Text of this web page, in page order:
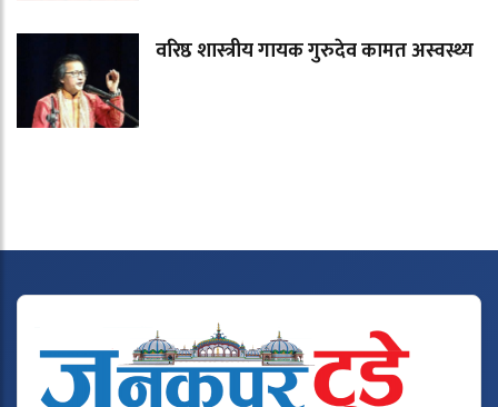
वरिष्ठ शास्त्रीय गायक गुरुदेव कामत अस्वस्थ्य